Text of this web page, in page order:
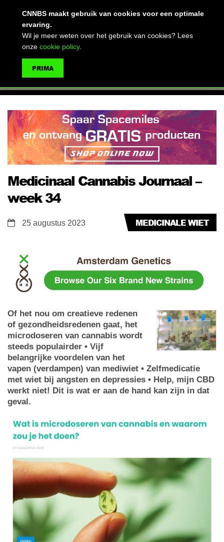
Medicinaal Cannabis Journaal –
week 34
MEDICINALE WIET
25 augustus 2023
Of het nou om creatieve redenen
of gezondheidsredenen gaat, het
microdoseren van cannabis wordt
steeds populairder • Vijf
belangrijke voordelen van het
vapen (verdampen) van mediwiet • Zelfmedicatie
met wiet bij angsten en depressies • Help, mijn CBD
werkt niet! Dit is wat er aan de hand kan zijn in dat
geval.
CNNBS maakt gebruik van cookies voor een optimale
ervaring.
Wil je meer weten over het gebruik van cookies? Lees
onze cookie policy.
PRIMA